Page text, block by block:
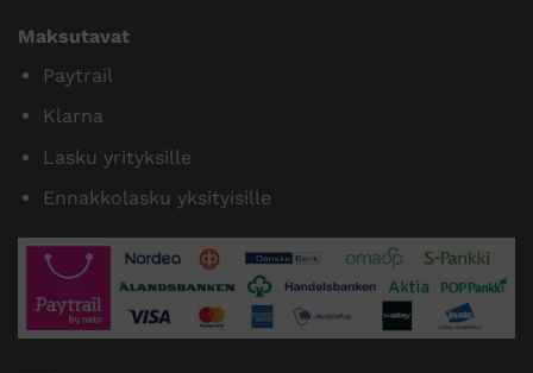
Maksutavat
Paytrail
Klarna
Lasku yrityksille
Ennakkolasku yksityisille